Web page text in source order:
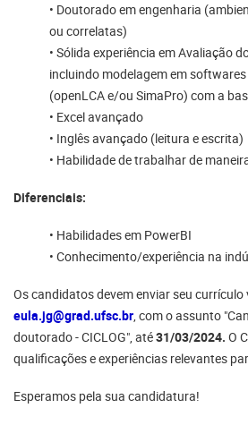
• Doutorado em engenharia
ou correlatas)
• Sólida experiência em Avaliação
incluindo modelagem em
(openLCA e/ou SimaPro) com a
• Excel avançado
• Inglês avançado (leitura e escrita)
• Habilidade de trabalhar de
Diferenciais:
• Habilidades em PowerBI
• Conhecimento/experiência na
Os candidatos devem enviar seu currículo
eula.jg@grad.ufsc.br, com o assunto
doutorado - CICLOG", até31/03/2024. O
qualificações e experiências relevantes
Esperamos pela sua candidatura!